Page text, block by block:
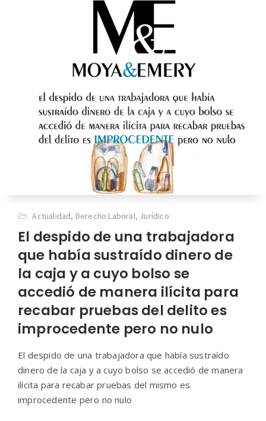
Actualidad, Derecho Laboral, Jurídico
El despido de una trabajadora
que había sustraído dinero de
la caja y a cuyo bolso se
accedió de manera ilícita para
recabar pruebas del delito es
improcedente pero no nulo
El despido de una trabajadora que había sustraído
dinero de la caja y a cuyo bolso se accedió de manera
ilícita para recabar pruebas del mismo es
improcedente pero no nulo